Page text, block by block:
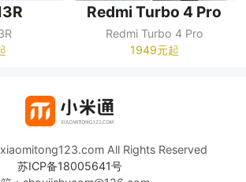
Redmi Turbo 4 Pro
Redmi Turbo 4 Pro
1949元起
All Rights Reserved
苏ICP备18005641号